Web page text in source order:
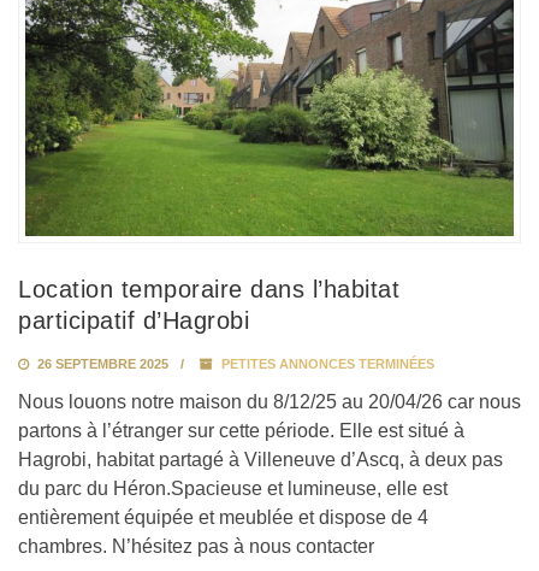
Location temporaire dans l’habitat
participatif d’Hagrobi
26 SEPTEMBRE 2025 PETITES ANNONCES TERMINÉES
Nous louons notre maison du 8/12/25 au 20/04/26 car nous
partons à l’étranger sur cette période. Elle est situé à
Hagrobi, habitat partagé à Villeneuve d’Ascq, à deux pas
du parc du Héron.Spacieuse et lumineuse, elle est
entièrement équipée et meublée et dispose de 4
chambres. N’hésitez pas à nous contacter